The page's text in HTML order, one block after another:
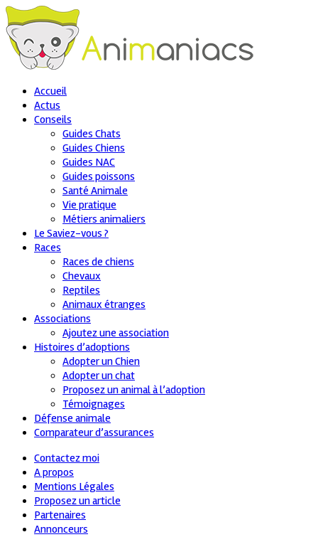
Accueil
Actus
Conseils
Guides Chats
Guides Chiens
Guides NAC
Guides poissons
Santé Animale
Vie pratique
Métiers animaliers
Le Saviez-vous ?
Races
Races de chiens
Chevaux
Reptiles
Animaux étranges
Associations
Ajoutez une association
Histoires d’adoptions
Adopter un Chien
Adopter un chat
Proposez un animal à l’adoption
Témoignages
Défense animale
Comparateur d’assurances
Contactez moi
A propos
Mentions Légales
Proposez un article
Partenaires
Annonceurs